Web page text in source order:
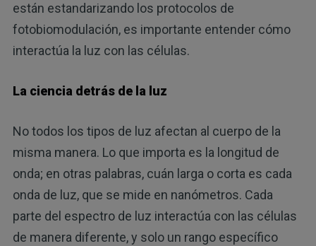
están estandarizando los protocolos de
fotobiomodulación, es importante entender cómo
interactúa la luz con las células.
La ciencia detrás de la luz
No todos los tipos de luz afectan al cuerpo de la
misma manera. Lo que importa es la longitud de
onda; en otras palabras, cuán larga o corta es cada
onda de luz, que se mide en nanómetros. Cada
parte del espectro de luz interactúa con las células
de manera diferente, y solo un rango específico